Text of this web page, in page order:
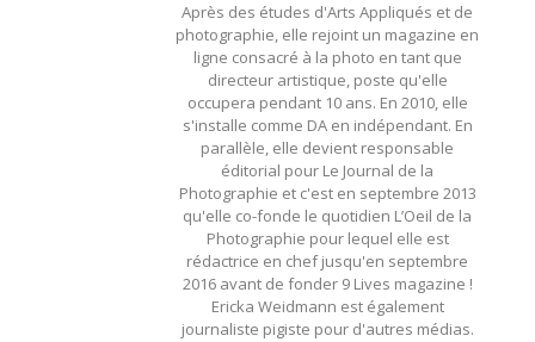
Après des études d'Arts Appliqués et de
photographie, elle rejoint un magazine en
ligne consacré à la photo en tant que
directeur artistique, poste qu'elle
occupera pendant 10 ans. En 2010, elle
s'installe comme DA en indépendant. En
parallèle, elle devient responsable
éditorial pour Le Journal de la
Photographie et c'est en septembre 2013
qu'elle co-fonde le quotidien L’Oeil de la
Photographie pour lequel elle est
rédactrice en chef jusqu'en septembre
2016 avant de fonder 9 Lives magazine !
Ericka Weidmann est également
journaliste pigiste pour d'autres médias.